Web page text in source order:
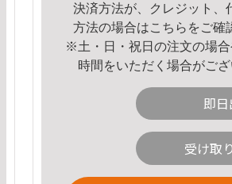
決済方法が、クレジット、
方法の場合はこちら をご確
※土・日・祝日の注文の場
時間をいただく場合がござ
即
受け取